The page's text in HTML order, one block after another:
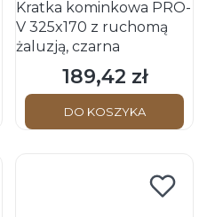
Kratka kominkowa PRO-
V 325x170 z ruchomą
żaluzją, czarna
Cena
189,42 zł
DO KOSZYKA